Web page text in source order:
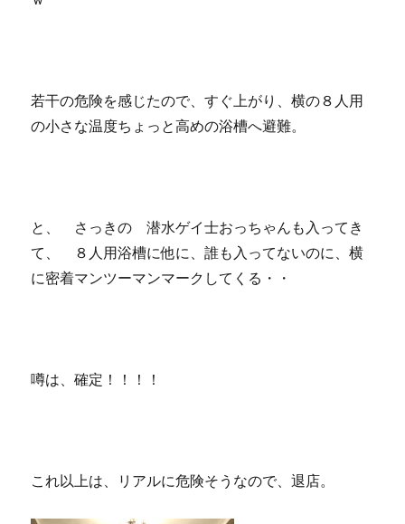
若干の危険を感じたので、すぐ上がり、横の８人用
の小さな温度ちょっと高めの浴槽へ避難。
と、 さっきの 潜水ゲイ士おっちゃんも入ってき
て、 ８人用浴槽に他に、誰も入ってないのに、横
に密着マンツーマンマークしてくる・・
噂は、確定！！！！
これ以上は、リアルに危険そうなので、退店。